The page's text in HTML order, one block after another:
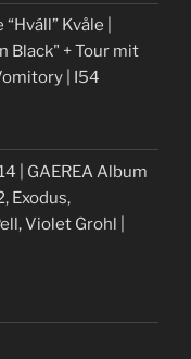
Kvåle |
Black" + Tour mit
| I54
| GAEREA Album
Exodus,
Violet Grohl |